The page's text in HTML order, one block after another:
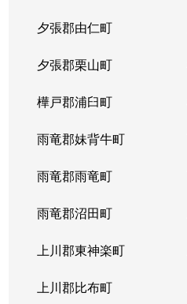
夕張郡由仁町
夕張郡栗山町
樺戸郡浦臼町
雨竜郡妹背牛町
雨竜郡雨竜町
雨竜郡沼田町
上川郡東神楽町
上川郡比布町